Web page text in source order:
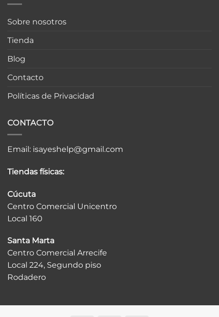
Sobre nosotros
Tienda
Blog
Contacto
Políticas de Privacidad
CONTACTO
Email: isayeshelp@gmail.com
Tiendas físicas:
Cúcuta
Centro Comercial Unicentro
Local 160
Santa Marta
Centro Comercial Arrecife
Local 224, Segundo piso
Rodadero